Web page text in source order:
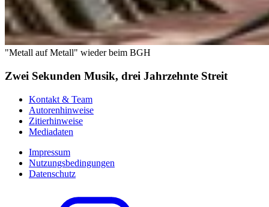
"Metall auf Metall" wieder beim BGH
Zwei Sekunden Musik, drei Jahrzehnte Streit
Kontakt & Team
Autorenhinweise
Zitierhinweise
Mediadaten
Impressum
Nutzungsbedingungen
Datenschutz